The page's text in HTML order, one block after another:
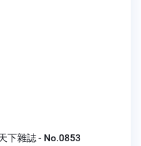
下雜誌 - No.0853